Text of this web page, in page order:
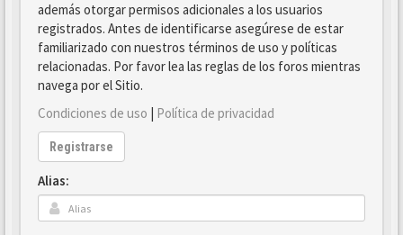
además otorgar permisos adicionales a los usuarios
registrados. Antes de identificarse asegúrese de estar
familiarizado con nuestros términos de uso y políticas
relacionadas. Por favor lea las reglas de los foros mientras
navega por el Sitio.
Condiciones de uso | Política de privacidad
Registrarse
Alias: